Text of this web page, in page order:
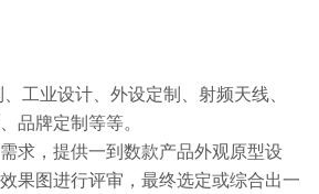
工业设计、外设定制、射频天线、
品牌定制等等。
求，提供一到数款产品外观原型设
果图进行评审，最终选定或综合出一